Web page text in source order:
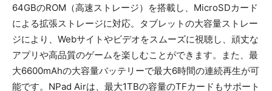
64GBのROM（高速ストレージ）を搭載し、MicroSDカード
による拡張ス​​トレージに対応。タブレットの大容量ストレー
ジにより、Webサイトやビデオをスムーズに視聴し、頑丈な
アプリや高品質のゲームを楽しむことができます。また、最
大6600mAhの大容量バッテリーで最大6時間の連続再生が可
能です。NPad Airは、最大1TBの容量のTFカードもサポート